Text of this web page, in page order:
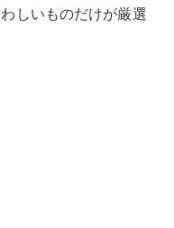
しいものだけが厳選